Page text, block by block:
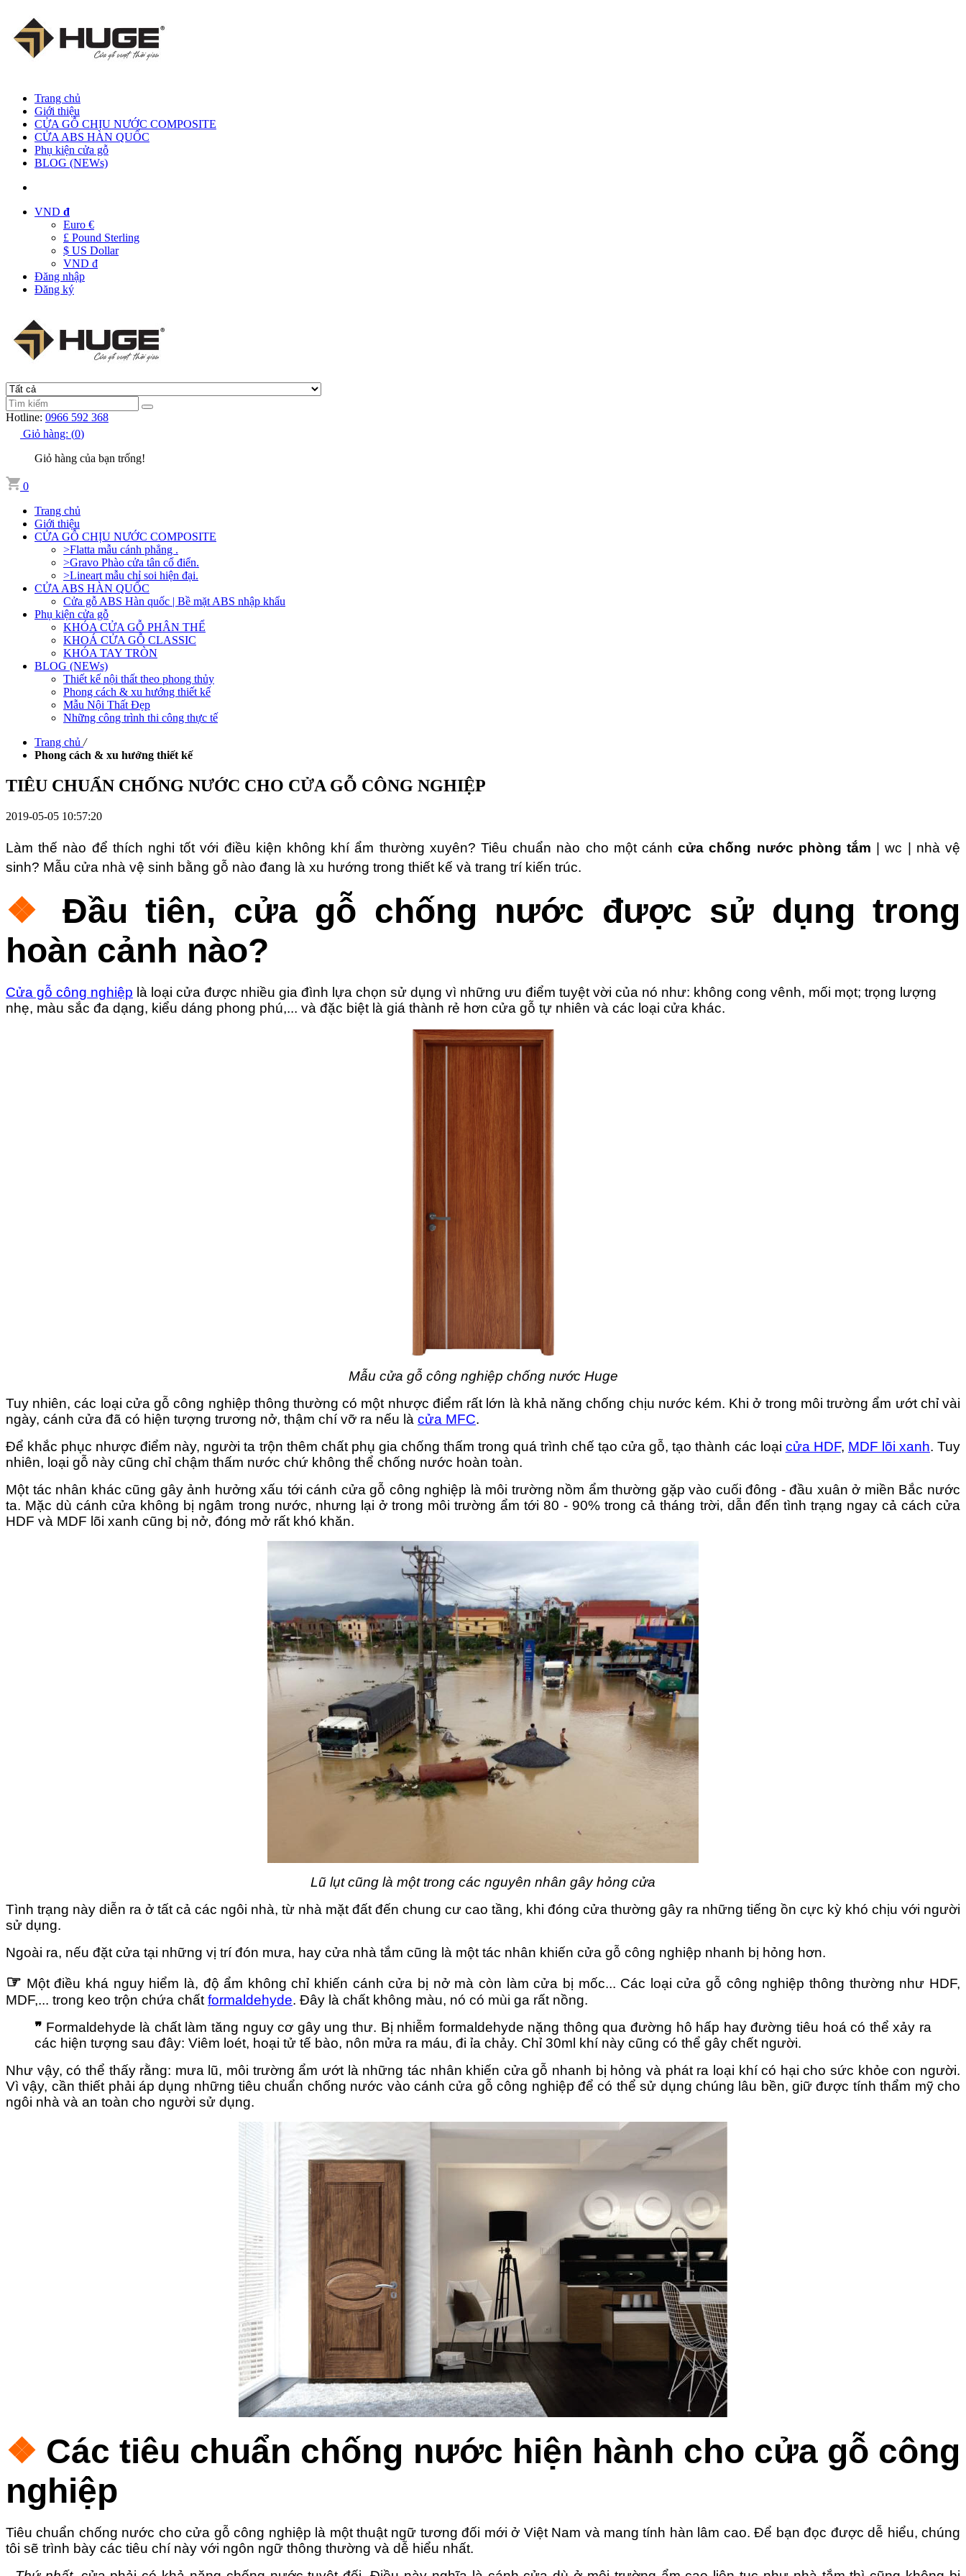
Trang chủ
Giới thiệu
CỬA GỖ CHỊU NƯỚC COMPOSITE
CỬA ABS HÀN QUỐC
Phụ kiện cửa gỗ
BLOG (NEWs)
VND đ
Euro €
£ Pound Sterling
$ US Dollar
VND đ
Đăng nhập
Đăng ký
Hotline: 0966 592 368
Giỏ hàng: (0)
Giỏ hàng của bạn trống!
0
Trang chủ
Giới thiệu
CỬA GỖ CHỊU NƯỚC COMPOSITE
>Flatta mẫu cánh phẳng .
>Gravo Phào cửa tân cổ điển.
>Lineart mẫu chỉ soi hiện đại.
CỬA ABS HÀN QUỐC
Cửa gỗ ABS Hàn quốc | Bề mặt ABS nhập khẩu
Phụ kiện cửa gỗ
KHÓA CỬA GỖ PHÂN THỂ
KHOÁ CỬA GỖ CLASSIC
KHÓA TAY TRÒN
BLOG (NEWs)
Thiết kế nội thất theo phong thủy
Phong cách & xu hướng thiết kế
Mẫu Nội Thất Đẹp
Những công trình thi công thực tế
Trang chủ /
Phong cách & xu hướng thiết kế
TIÊU CHUẨN CHỐNG NƯỚC CHO CỬA GỖ CÔNG NGHIỆP
2019-05-05 10:57:20
Làm thế nào để thích nghi tốt với điều kiện không khí ẩm thường xuyên? Tiêu chuẩn nào cho một cánhcửa chống nước phòng tắm | wc | nhà vệ
sinh? Mẫu cửa nhà vệ sinh bằng gỗ nào đang là xu hướng trong thiết kế và trang trí kiến trúc.
❖
Đầu tiên, cửa gỗ chống nước được sử dụng trong
hoàn cảnh nào?
Cửa gỗ công nghiệp là loại cửa được nhiều gia đình lựa chọn sử dụng vì những ưu điểm tuyệt vời của nó như: không cong vênh, mối mọt; trọng lượng
nhẹ, màu sắc đa dạng, kiểu dáng phong phú,... và đặc biệt là giá thành rẻ hơn cửa gỗ tự nhiên và các loại cửa khác.
Mẫu cửa gỗ công nghiệp chống nước Huge
Tuy nhiên, các loại cửa gỗ công nghiệp thông thường có một nhược điểm rất lớn là khả năng chống chịu nước kém. Khi ở trong môi trường ẩm ướt chỉ vài
ngày, cánh cửa đã có hiện tượng trương nở, thậm chí vỡ ra nếu là cửa MFC.
Để khắc phục nhược điểm này, người ta trộn thêm chất phụ gia chống thấm trong quá trình chế tạo cửa gỗ, tạo thành các loại cửa HDF, MDF lõi xanh. Tuy
nhiên, loại gỗ này cũng chỉ chậm thấm nước chứ không thể chống nước hoàn toàn.
Một tác nhân khác cũng gây ảnh hưởng xấu tới cánh cửa gỗ công nghiệp là môi trường nồm ẩm thường gặp vào cuối đông - đầu xuân ở miền Bắc nước
ta. Mặc dù cánh cửa không bị ngâm trong nước, nhưng lại ở trong môi trường ẩm tới 80 - 90% trong cả tháng trời, dẫn đến tình trạng ngay cả cách cửa
HDF và MDF lõi xanh cũng bị nở, đóng mở rất khó khăn.
Lũ lụt cũng là một trong các nguyên nhân gây hỏng cửa
Tình trạng này diễn ra ở tất cả các ngôi nhà, từ nhà mặt đất đến chung cư cao tầng, khi đóng cửa thường gây ra những tiếng ồn cực kỳ khó chịu với người
sử dụng.
Ngoài ra, nếu đặt cửa tại những vị trí đón mưa, hay cửa nhà tắm cũng là một tác nhân khiến cửa gỗ công nghiệp nhanh bị hỏng hơn.
☞ Một điều khá nguy hiểm là, độ ẩm không chỉ khiến cánh cửa bị nở mà còn làm cửa bị mốc... Các loại cửa gỗ công nghiệp thông thường như HDF,
MDF,... trong keo trộn chứa chất formaldehyde. Đây là chất không màu, nó có mùi ga rất nồng.
❞ Formaldehyde là chất làm tăng nguy cơ gây ung thư. Bị nhiễm formaldehyde nặng thông qua đường hô hấp hay đường tiêu hoá có thể xảy ra
các hiện tượng sau đây: Viêm loét, hoại tử tế bào, nôn mửa ra máu, đi ỉa chảy. Chỉ 30ml khí này cũng có thể gây chết người.
Như vậy, có thể thấy rằng: mưa lũ, môi trường ẩm ướt là những tác nhân khiến cửa gỗ nhanh bị hỏng và phát ra loại khí có hại cho sức khỏe con người.
Vì vậy, cần thiết phải áp dụng những tiêu chuẩn chống nước vào cánh cửa gỗ công nghiệp để có thể sử dụng chúng lâu bền, giữ được tính thẩm mỹ cho
ngôi nhà và an toàn cho người sử dụng.
❖ Các tiêu chuẩn chống nước hiện hành cho cửa gỗ công
nghiệp
Tiêu chuẩn chống nước cho cửa gỗ công nghiệp là một thuật ngữ tương đối mới ở Việt Nam và mang tính hàn lâm cao. Để bạn đọc được dễ hiểu, chúng
tôi sẽ trình bày các tiêu chí này với ngôn ngữ thông thường và dễ hiểu nhất.